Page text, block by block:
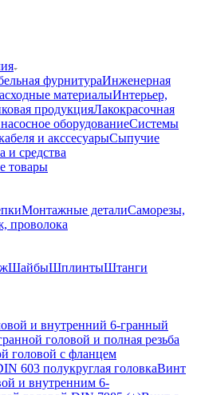
фурнитураИнженерная
материалыИнтерьер,
продукцияЛакокрасочная
оборудованиеСистемы
и акссесуарыСыпучие
и средства
товары
Монтажные деталиСаморезы,
проволока
ШайбыШплинтыШтанги
и внутренний 6-гранный
головой и полная резьба
головой с фланцем
603 полукруглая головкаВинт
и внутренним 6-